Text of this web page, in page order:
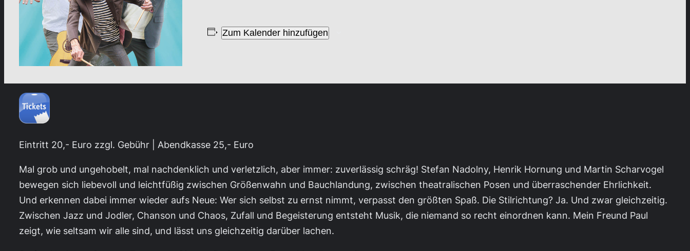
Zum Kalender hinzufügen
Eintritt 20,- Euro zzgl. Gebühr | Abendkasse 25,- Euro
Mal grob und ungehobelt, mal nachdenklich und verletzlich, aber immer: zuverlässig schräg! Stefan Nadolny, Henrik Hornung und Martin Scharvogel
bewegen sich liebevoll und leichtfüßig zwischen Größenwahn und Bauchlandung, zwischen theatralischen Posen und überraschender Ehrlichkeit.
Und erkennen dabei immer wieder aufs Neue: Wer sich selbst zu ernst nimmt, verpasst den größten Spaß. Die Stilrichtung? Ja. Und zwar gleichzeitig.
Zwischen Jazz und Jodler, Chanson und Chaos, Zufall und Begeisterung entsteht Musik, die niemand so recht einordnen kann. Mein Freund Paul
zeigt, wie seltsam wir alle sind, und lässt uns gleichzeitig darüber lachen.